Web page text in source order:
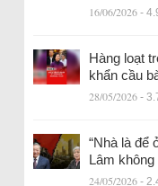
16/06/2026 -
Hàng loạt
khẩn cầu
28/05/2026 -
“Nhà là để
Lâm
24/05/2026 -